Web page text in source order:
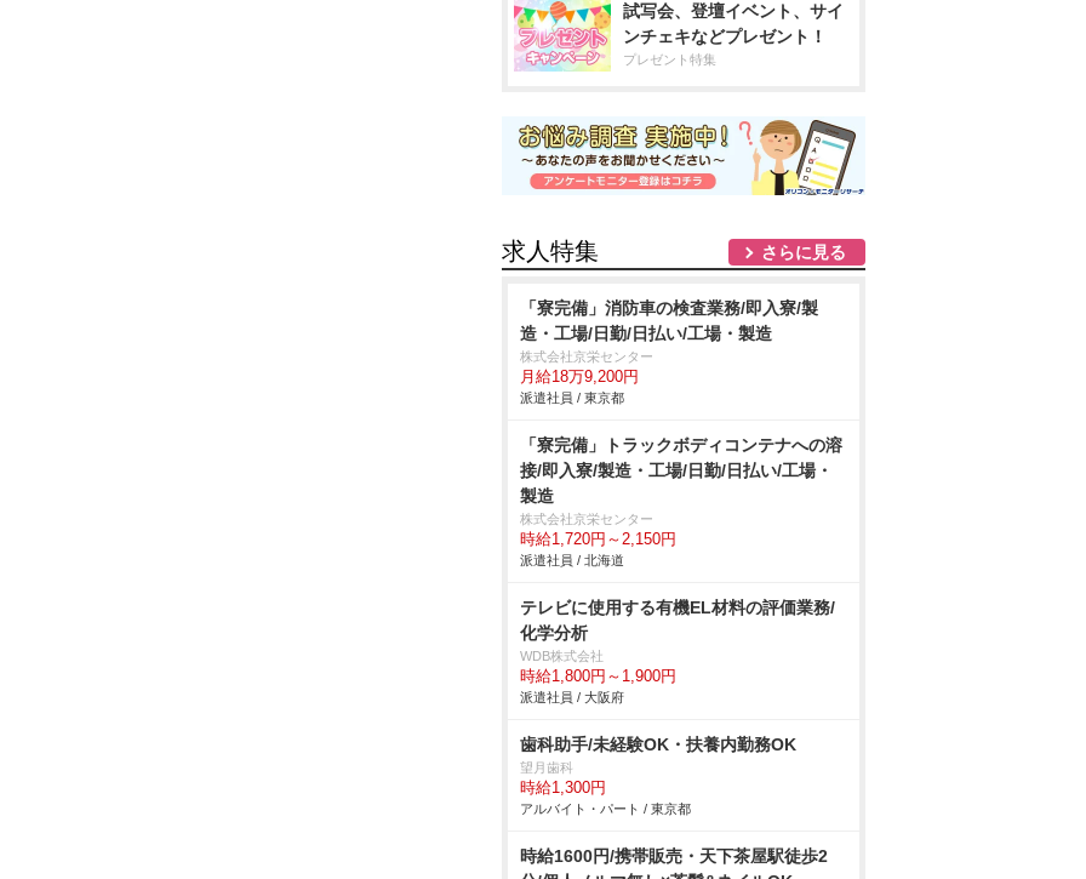
試写会、登壇イベント、サイ
ンチェキなどプレゼント！
プレゼント特集
求人特集 さらに見る
「寮完備」消防車の検査業務/即入寮/製
造・工場/日勤/日払い/工場・製造
株式会社京栄センター
月給18万9,200円
派遣社員 / 東京都
「寮完備」トラックボディコンテナへの溶
接/即入寮/製造・工場/日勤/日払い/工場・
製造
株式会社京栄センター
時給1,720円～2,150円
派遣社員 / 北海道
テレビに使用する有機EL材料の評価業務/
化学分析
WDB株式会社
時給1,800円～1,900円
派遣社員 / 大阪府
歯科助手/未経験OK・扶養内勤務OK
望月歯科
時給1,300円
アルバイト・パート / 東京都
時給1600円/携帯販売・天下茶屋駅徒歩2